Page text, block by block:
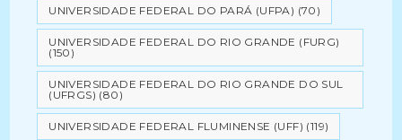
UNIVERSIDADE FEDERAL DO PARÁ (UFPA) (70)
UNIVERSIDADE FEDERAL DO RIO GRANDE (FURG)
(150)
UNIVERSIDADE FEDERAL DO RIO GRANDE DO SUL
(UFRGS) (80)
UNIVERSIDADE FEDERAL FLUMINENSE (UFF) (119)